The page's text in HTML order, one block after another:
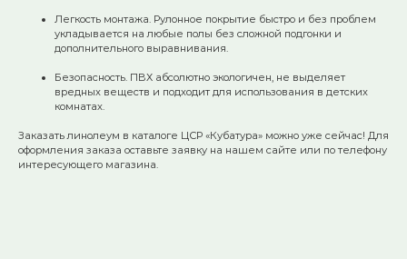
Легкость монтажа. Рулонное покрытие быстро и без проблем
укладывается на любые полы без сложной подгонки и
дополнительного выравнивания.
Безопасность. ПВХ абсолютно экологичен, не выделяет
вредных веществ и подходит для использования в детских
комнатах.
Заказать линолеум в каталоге ЦСР «Кубатура» можно уже сейчас! Для
оформления заказа оставьте заявку на нашем сайте или по телефону
интересующего магазина.